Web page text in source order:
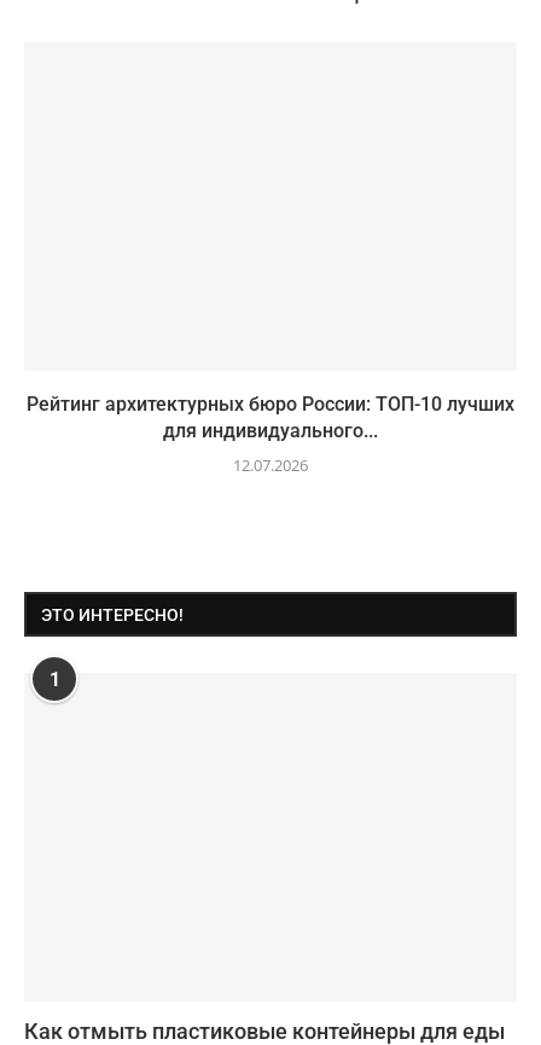
Рейтинг архитектурных бюро России: ТОП-10 лучших
для индивидуального...
12.07.2026
ЭТО ИНТЕРЕСНО!
1
Как отмыть пластиковые контейнеры для еды